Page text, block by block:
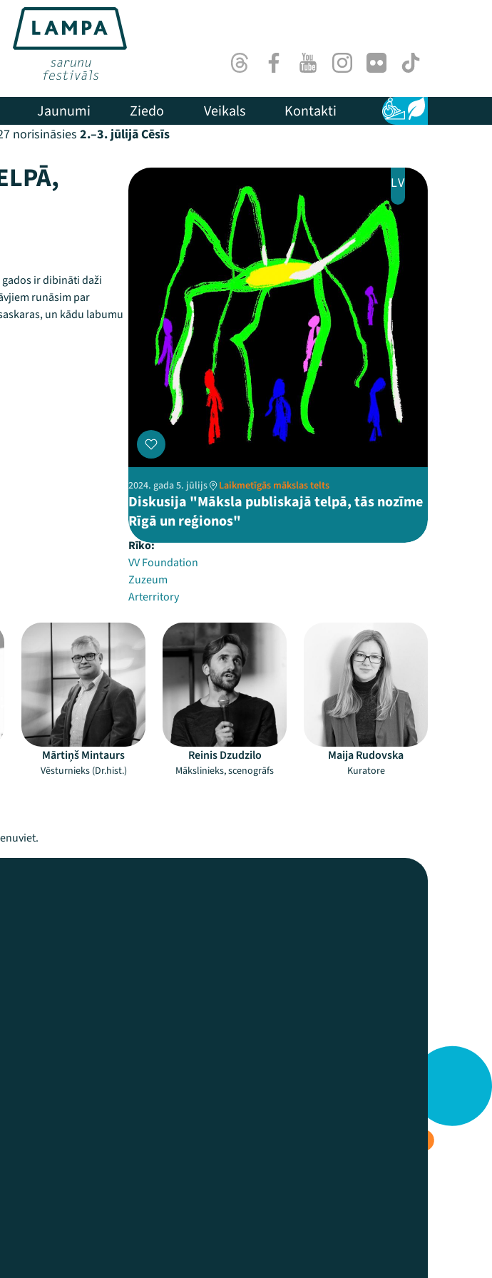
ThreadsFacebookYoutubeInstagram
Flick TikTok
Jaunumi Ziedo Veikals Kontakti Pieejamība
Ilgtspēja
norisināsies2.–3. jūlijā Cēsīs
ir dibināti daži
runāsim par
un kādu labumu
LV
2024. gada 5. jūlijs Laikmetīgās mākslas telts
Diskusija "Māksla publiskajā telpā, tās nozīme
Rīgā un reģionos"
Rīko:
VV Foundation
Zuzeum
Arterritory
Mārtiņš Mintaurs
Vēsturnieks (Dr.hist.)
Reinis Dzudzilo
Mākslinieks, scenogrāfs
Maija Rudovska
Kuratore